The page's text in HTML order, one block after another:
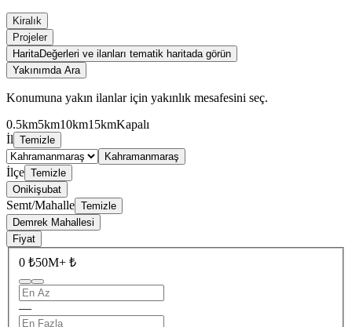
Kiralık
Projeler
HaritaDeğerleri ve ilanları tematik haritada görün
Yakınımda Ara
Konumuna yakın ilanlar için yakınlık mesafesini seç.
0.5km5km10km15kmKapalı
İl Temizle
Kahramanmaraş
İlçe Temizle
Onikişubat
Semt/Mahalle Temizle
Demrek Mahallesi
Fiyat
0 ₺50M+ ₺
—